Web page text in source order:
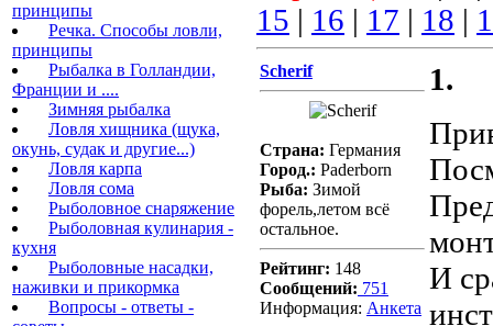
принципы
Речка. Способы ловли,
принципы
Рыбалка в Голландии,
Франции и ....
Зимняя рыбалка
Ловля хищника (щука,
окунь, судак и другие...)
Ловля карпа
Ловля сома
Рыболовное снаряжение
Рыболовная кулинария -
кухня
Рыболовные насадки,
наживки и прикормка
Вопросы - ответы -
15 | 16 | 17 | 18 |
Scherif
Страна: Германия
Город.: Paderborn
Рыба: Зимой
форель,летом всё
остальное.
Рейтинг: 148
Сообщений: 751
Информация: Aнкета
1.
И